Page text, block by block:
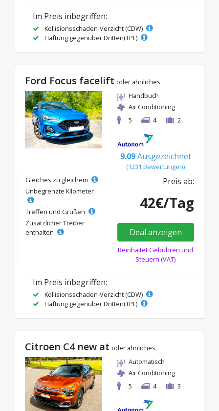
Im Preis inbegriffen:
Kollisionsschaden-Verzicht (CDW)
Haftung gegenüber Dritten(TPL)
Ford Focus facelift oder ähnliches
Handbuch
Air Conditioning
5
4 2
9.09 Ausgezeichnet
(1231 Bewertungen)
Gleiches zu gleichem
Unbegrenzte Kilometer
Treffen und Grüßen
Zusätzlicher Treiber
enthalten
Preis ab:
42€/Tag
Deal anzeigen
Beinhaltet Gebühren und
Steuern (VAT)
Im Preis inbegriffen:
Kollisionsschaden-Verzicht (CDW)
Haftung gegenüber Dritten(TPL)
Citroen C4 new at oder ähnliches
Automatisch
Air Conditioning
5
4 3